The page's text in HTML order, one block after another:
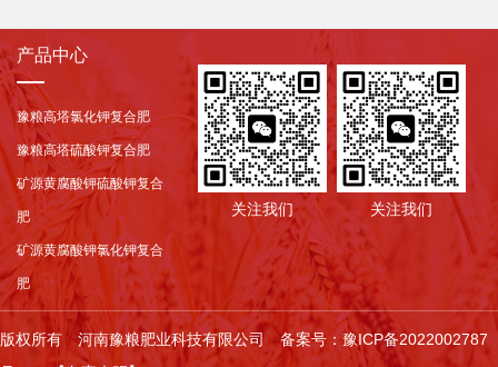
产品中心
豫粮高塔氯化钾复合肥
豫粮高塔硫酸钾复合肥
矿源黄腐酸钾硫酸钾复合
肥
矿源黄腐酸钾氯化钾复合
肥
关注我们 关注我们
版权所有 河南豫粮肥业科技有限公司备案号：豫ICP备2022002787